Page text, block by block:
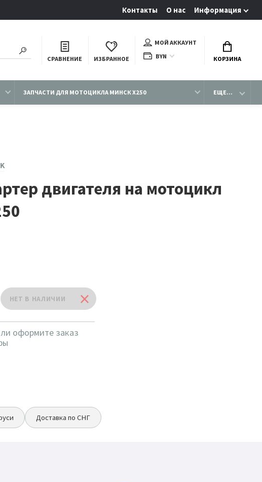
Контакты О нас Информация
СРАВНЕНИЕ ИЗБРАННОЕ
МОЙ АККАУНТ
BYN
КОРЗИНА
ЗАПЧАСТИ ДЛЯ МОТОЦИКЛА МИНСК X250 ЕЩЕ...
двигателя на мотоцикл
оформите заказ
Доставка по СНГ